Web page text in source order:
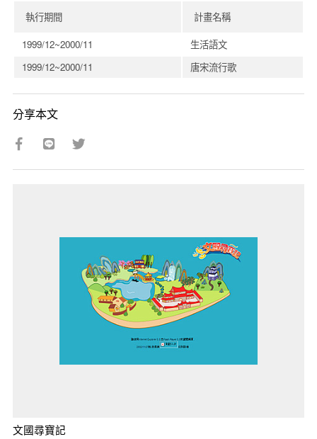
執行期間 計畫名稱
1999/12~2000/11
生活語文
1999/12~2000/11
唐宋流行歌
分享本文
文國尋寶記